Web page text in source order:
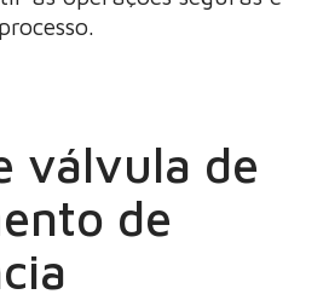
válvula de
de